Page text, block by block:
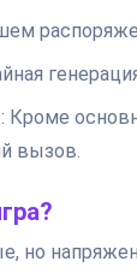
вызов.
но